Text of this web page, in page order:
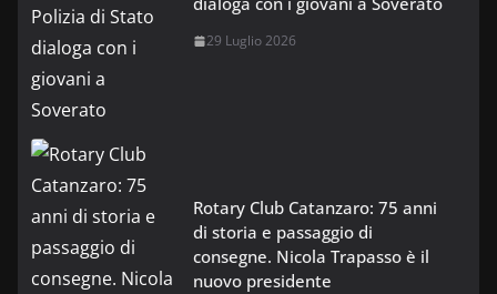
29 Luglio 2026
Rotary Club Catanzaro: 75 anni
di storia e passaggio di
consegne. Nicola Trapasso è il
nuovo presidente